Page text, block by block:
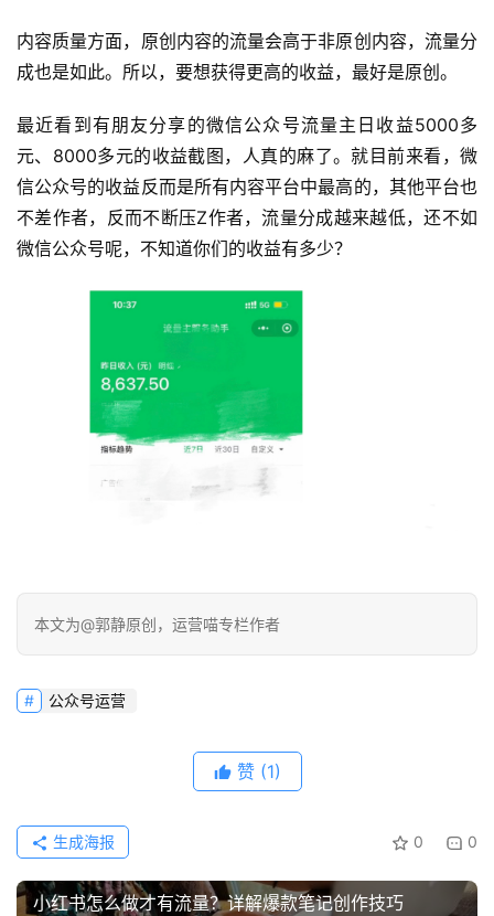
内容质量方面，原创内容的流量会高于非原创内容，流量分
成也是如此。所以，要想获得更高的收益，最好是原创。
最近看到有朋友分享的微信公众号流量主日收益5000多
元、8000多元的收益截图，人真的麻了。就目前来看，微
信公众号的收益反而是所有内容平台中最高的，其他平台也
不差作者，反而不断压Z作者，流量分成越来越低，还不如
微信公众号呢，不知道你们的收益有多少？
本文为@郭静原创，运营喵专栏作者
公众号运营
赞 (1)
0 0
生成海报
小红书怎么做才有流量？详解爆款笔记创作技巧